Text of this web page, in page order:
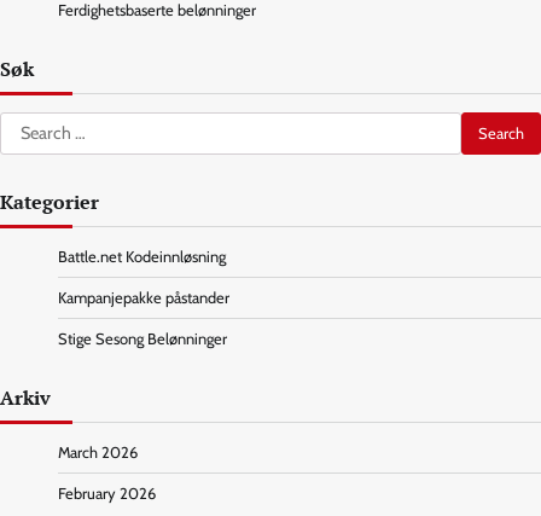
Ferdighetsbaserte belønninger
Søk
Search
for:
Kategorier
Battle.net Kodeinnløsning
Kampanjepakke påstander
Stige Sesong Belønninger
Arkiv
March 2026
February 2026